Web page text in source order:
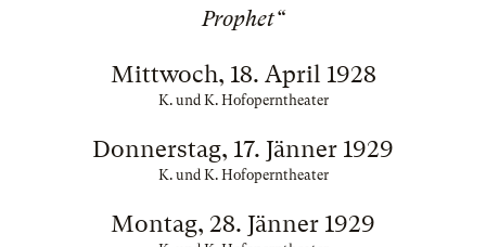
Prophet“
Mittwoch, 18. April 1928
K. und K. Hofoperntheater
Donnerstag, 17. Jänner 1929
K. und K. Hofoperntheater
Montag, 28. Jänner 1929